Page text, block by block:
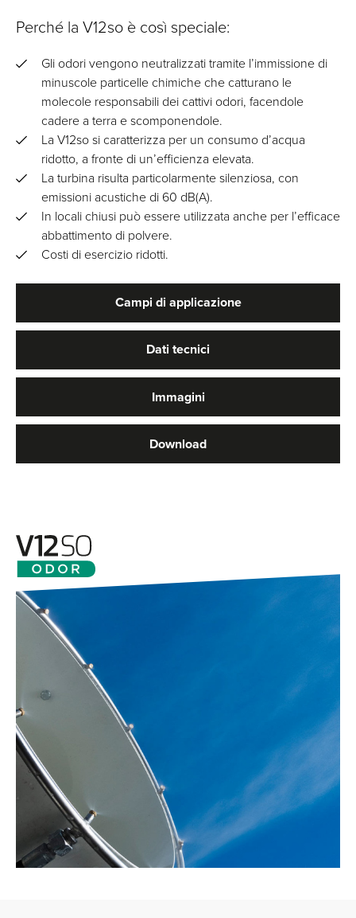
Perché la V12so è così speciale:
Gli odori vengono neutralizzati tramite l’immissione di
minuscole particelle chimiche che catturano le
molecole responsabili dei cattivi odori, facendole
cadere a terra e scomponendole.
La V12so si caratterizza per un consumo d’acqua
ridotto, a fronte di un’efficienza elevata.
La turbina risulta particolarmente silenziosa, con
emissioni acustiche di 60 dB(A).
In locali chiusi può essere utilizzata anche per l’efficace
abbattimento di polvere.
Costi di esercizio ridotti.
Campi di applicazione
Dati tecnici
Immagini
Download